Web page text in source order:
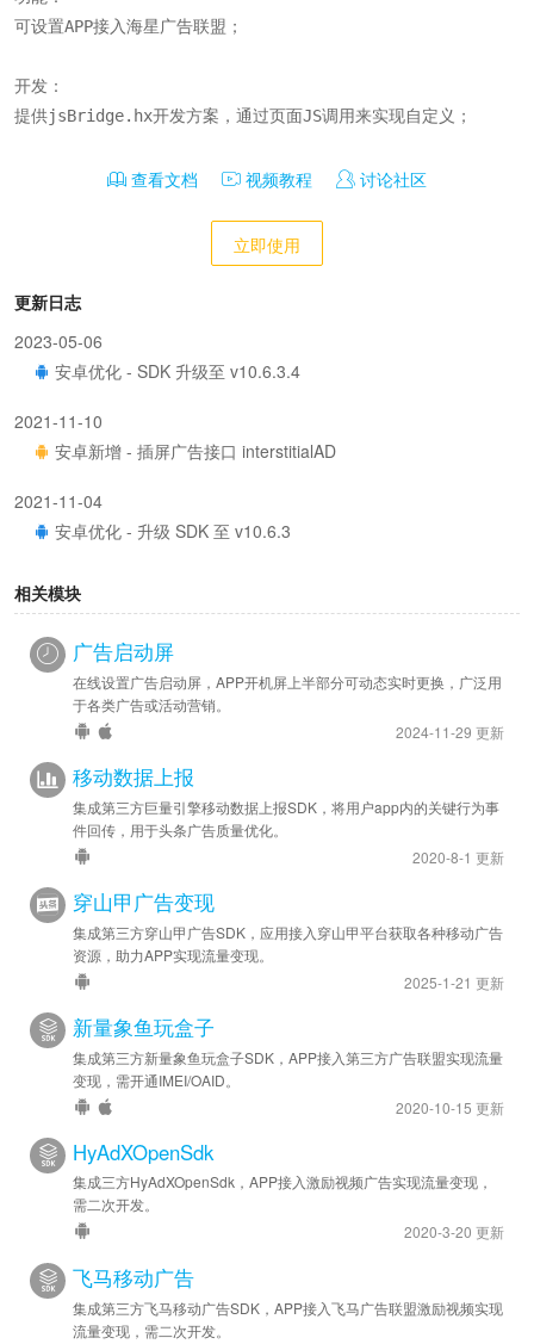
可设置APP接入海星广告联盟；
开发：
提供jsBridge.hx开发方案，通过页面JS调用来实现自定义；
查看文档 视频教程 讨论社区
立即使用
更新日志
2023-05-06
安卓优化 - SDK 升级至 v10.6.3.4
2021-11-10
安卓新增 - 插屏广告接口 interstitialAD
2021-11-04
安卓优化 - 升级 SDK 至 v10.6.3
相关模块
广告启动屏
在线设置广告启动屏，APP开机屏上半部分可动态实时更换，广泛用
于各类广告或活动营销。
2024-11-29 更新
移动数据上报
集成第三方巨量引擎移动数据上报SDK，将用户app内的关键行为事
件回传，用于头条广告质量优化。
2020-8-1 更新
穿山甲广告变现
集成第三方穿山甲广告SDK，应用接入穿山甲平台获取各种移动广告
资源，助力APP实现流量变现。
2025-1-21 更新
新量象鱼玩盒子
集成第三方新量象鱼玩盒子SDK，APP接入第三方广告联盟实现流量
变现，需开通IMEI/OAID。
2020-10-15 更新
HyAdXOpenSdk
集成三方HyAdXOpenSdk，APP接入激励视频广告实现流量变现，
需二次开发。
2020-3-20 更新
飞马移动广告
集成第三方飞马移动广告SDK，APP接入飞马广告联盟激励视频实现
流量变现，需二次开发。